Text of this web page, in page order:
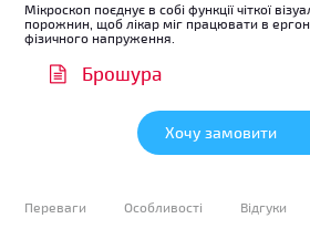
Мікроскоп поєднує в собі функції чіткої
порожнин, щоб лікар міг працювати в
фізичного напруження.
Брошура
Хочу замовити
Переваги Особливості Відгуки